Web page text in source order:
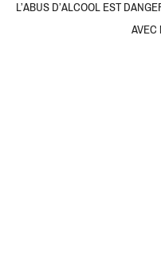
L’ABUS D’ALCOOL EST